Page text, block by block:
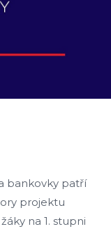
bankovky patří
projektu
na 1. stupni